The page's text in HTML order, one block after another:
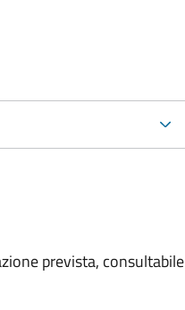
prevista, consultabile